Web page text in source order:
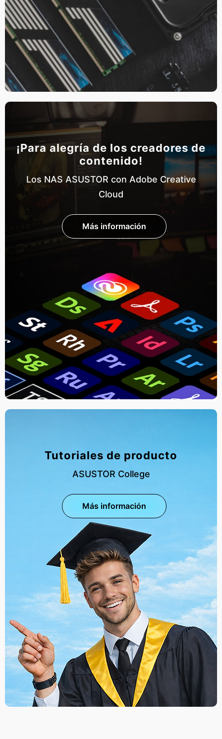
¡Para alegría de los creadores de
contenido!
Los NAS ASUSTOR con Adobe Creative
Cloud
Más información
Tutoriales de producto
ASUSTOR College
Más información